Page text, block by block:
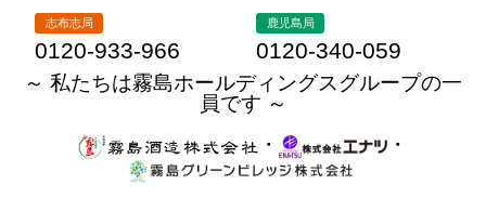
志布志局
0120-933-966
鹿児島局
0120-340-059
～ 私たちは霧島ホールディングスグループの一
員です ～
・
・